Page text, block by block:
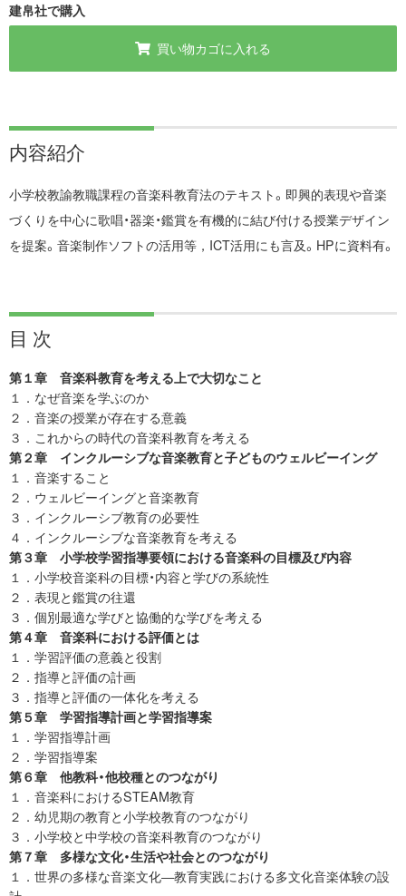
建帛社で購入
買い物カゴに入れる
内容紹介
小学校教諭教職課程の音楽科教育法のテキスト。即興的表現や音楽
づくりを中心に歌唱・器楽・鑑賞を有機的に結び付ける授業デザイン
を提案。音楽制作ソフトの活用等，ICT活用にも言及。HPに資料有。
目 次
第１章 音楽科教育を考える上で大切なこと
１．なぜ音楽を学ぶのか
２．音楽の授業が存在する意義
３．これからの時代の音楽科教育を考える
第２章 インクルーシブな音楽教育と子どものウェルビーイング
１．音楽すること
２．ウェルビーイングと音楽教育
３．インクルーシブ教育の必要性
４．インクルーシブな音楽教育を考える
第３章 小学校学習指導要領における音楽科の目標及び内容
１．小学校音楽科の目標・内容と学びの系統性
２．表現と鑑賞の往還
３．個別最適な学びと協働的な学びを考える
第４章 音楽科における評価とは
１．学習評価の意義と役割
２．指導と評価の計画
３．指導と評価の一体化を考える
第５章 学習指導計画と学習指導案
１．学習指導計画
２．学習指導案
第６章 他教科・他校種とのつながり
１．音楽科におけるSTEAM教育
２．幼児期の教育と小学校教育のつながり
３．小学校と中学校の音楽科教育のつながり
第７章 多様な文化・生活や社会とのつながり
１．世界の多様な音楽文化―教育実践における多文化音楽体験の設